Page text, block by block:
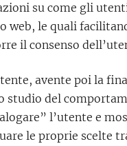
su come gli
le quali
il consenso
avente poi la
del
l’utente e
le proprie scelte